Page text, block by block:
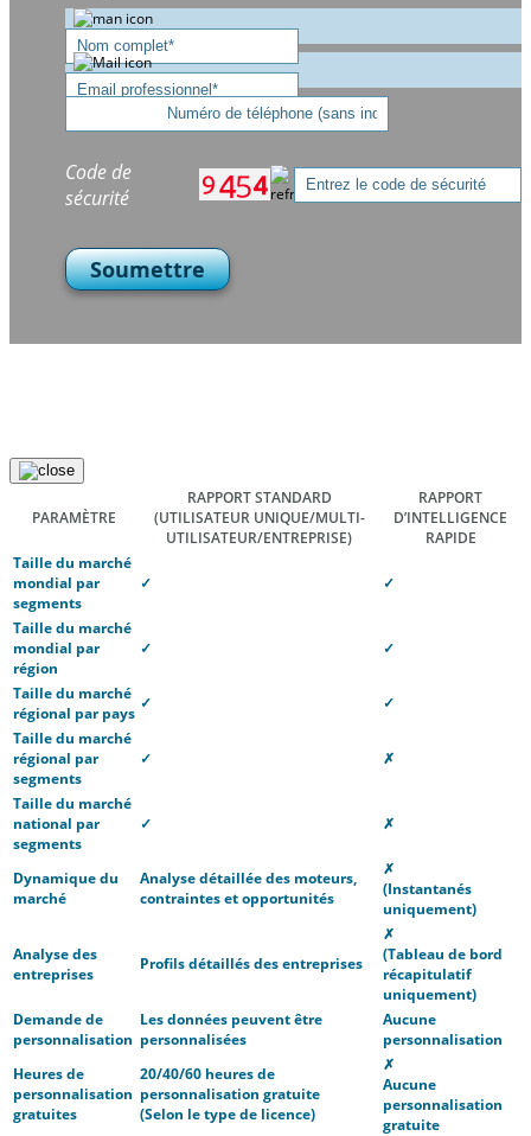
Code de
sécurité
Soumettre
PARAMÈTRE
RAPPORT STANDARD
(UTILISATEUR UNIQUE/MULTI-
UTILISATEUR/ENTREPRISE)
RAPPORT
D’INTELLIGENCE
RAPIDE
Taille du marché
mondial par
segments
✓ ✓
Taille du marché
mondial par
région
✓ ✓
Taille du marché
régional par pays
✓
✓
Taille du marché
régional par
segments
✓ ✗
Taille du marché
national par
segments
✓ ✗
Dynamique du
marché
Analyse détaillée des moteurs,
contraintes et opportunités
✗
(Instantanés
uniquement)
Analyse des
entreprises
Profils détaillés des entreprises
✗
(Tableau de bord
récapitulatif
uniquement)
Demande de
personnalisation
Les données peuvent être
personnalisées
Aucune
personnalisation
Heures de
personnalisation
gratuites
20/40/60 heures de
personnalisation gratuite
(Selon le type de licence)
✗
Aucune
personnalisation
gratuite